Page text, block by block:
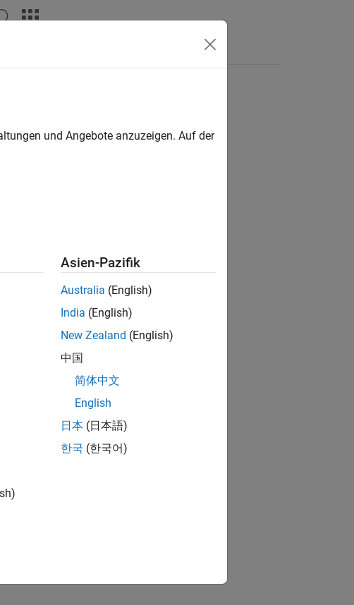
und Angebote anzuzeigen. Auf der
Asien-Pazifik
Australia (English)
India (English)
New Zealand (English)
中国
简体中文
English
日本 (日本語)
한국 (한국어)